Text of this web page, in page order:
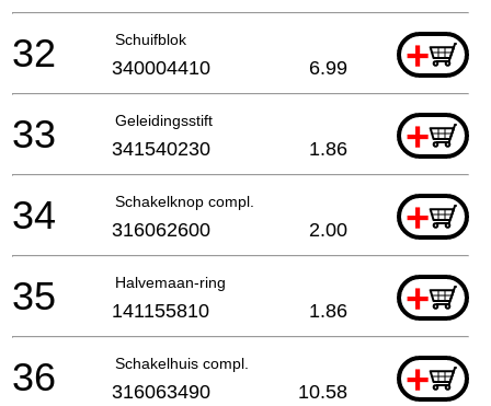
Schuifblok +
32 340004410 6.99
Geleidingsstift +
33 341540230 1.86
Schakelknop compl. +
34 316062600 2.00
Halvemaan-ring +
35 141155810 1.86
Schakelhuis compl. +
36 316063490 10.58